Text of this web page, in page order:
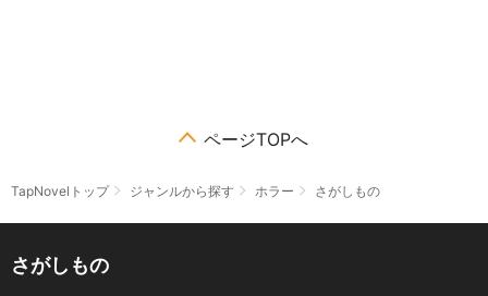
ページTOPへ
TapNovelトップ ジャンルから探す ホラー さがしもの
さがしもの